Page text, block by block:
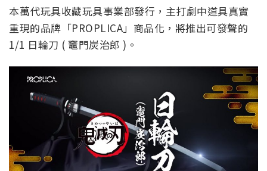
本萬代玩具收藏玩具事業部發行，主打劇中道具真實
重現的品牌「PROPLICA」商品化，將推出可發聲的
1/1 日輪刀 ( 竈門炭治郎 )。